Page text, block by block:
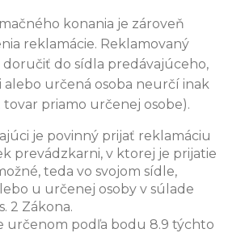
konania je zároveň
reklamácie. Reklamovaný
do sídla predávajúceho,
alebo určená osoba neurčí inak
tovar priamo určenej osobe).
je povinný prijať reklamáciu
prevádzkarni, v ktorej je prijatie
teda vo svojom sídle,
u určenej osoby v súlade
2 Zákona.
určenom podľa bodu 8.9 týchto